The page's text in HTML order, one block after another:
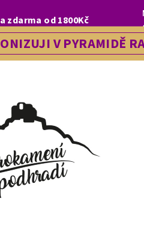
V ŘEDHOŠTI BUDEME
zdarma od 1800Kč
V PYRAMIDĚ